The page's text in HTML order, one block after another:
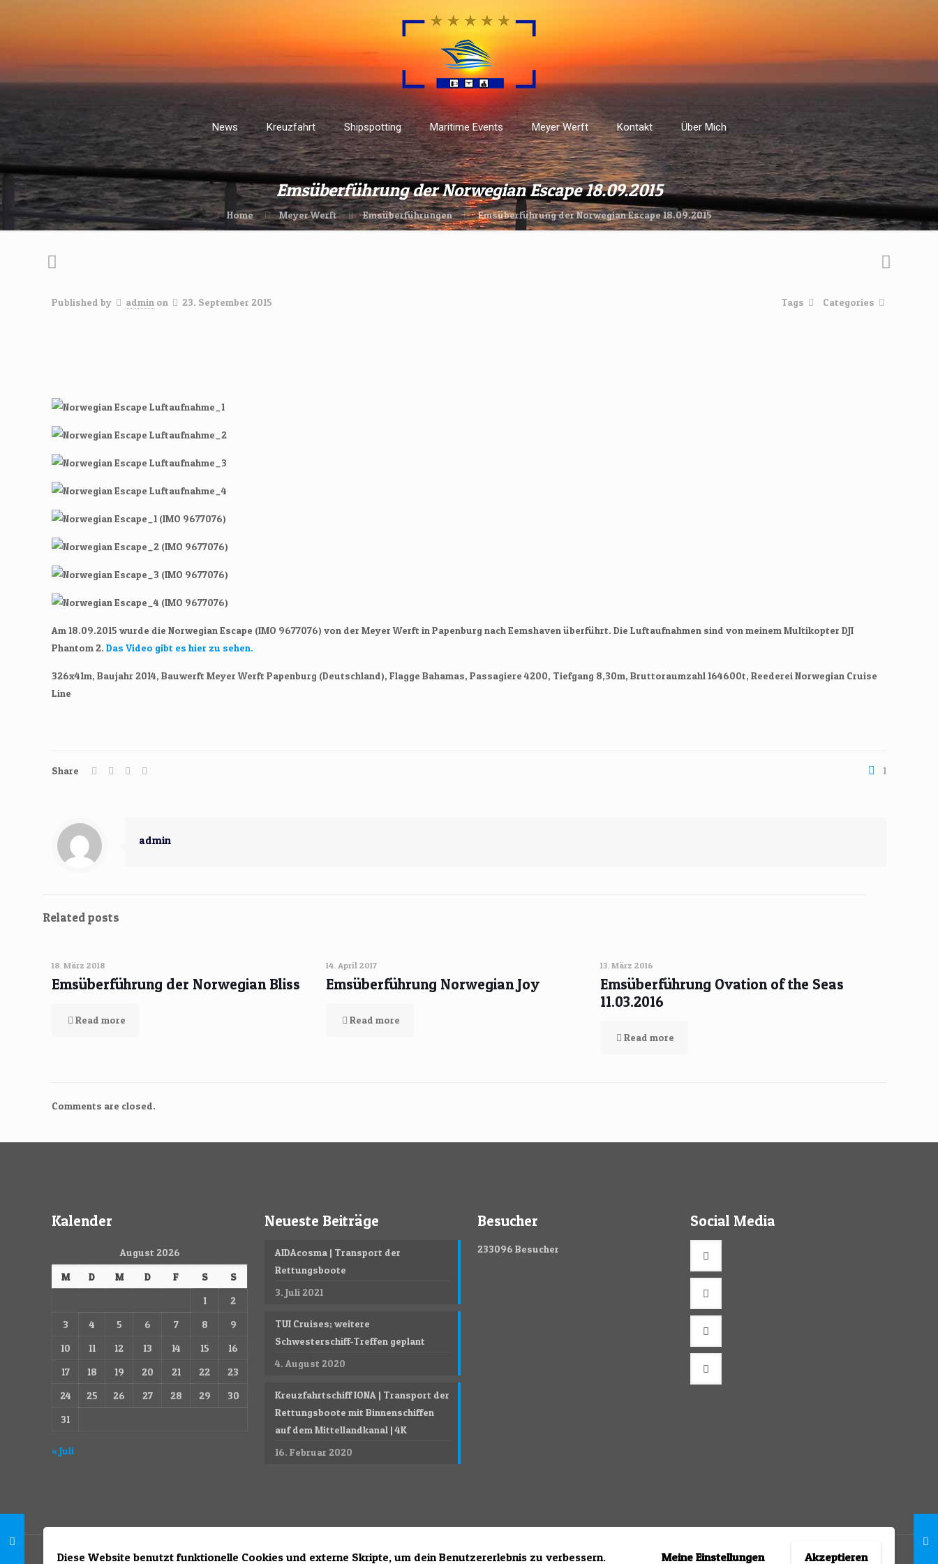
Diese Website benutzt funktionelle Cookies und externe Skripte, um dein Benutzererlebnis zu verbessern. Meine Einstellungen Akzeptieren
News Kreuzfahrt Shipspotting Maritime Events Meyer Werft Kontakt Über Mich
Emsüberführung der Norwegian Escape 18.09.2015
Home Meyer Werft Emsüberführungen Emsüberführung der Norwegian Escape 18.09.2015
Published by admin on 23. September 2015 Categories
Tags
Am 18.09.2015 wurde die Norwegian Escape (IMO 9677076) von der Meyer Werft in Papenburg nach Eemshaven überführt. Die Luftaufnahmen sind von meinem Multikopter DJI
Phantom 2.Das Video gibt es hier zu sehen.
326x41m, Baujahr 2014, Bauwerft Meyer Werft Papenburg (Deutschland), Flagge Bahamas, Passagiere 4200, Tiefgang 8,30m, Bruttoraumzahl 164600t, Reederei Norwegian Cruise
Line
Share 1
admin
Related posts
18. März 2018
Emsüberführung der Norwegian Bliss
Read more
14. April 2017
Emsüberführung Norwegian Joy
Read more
13. März 2016
Emsüberführung Ovation of the Seas
11.03.2016
Read more
Comments are closed.
Kalender
August 2026
M D M D F S
S
1
2
3
4 5 6 7 8
9
10
11 12 13 14 15
16
17
18 19 20 21 22
23
24
25 26 27 28 29
30
31
« Juli
Neueste Beiträge
AIDAcosma | Transport der
Rettungsboote
3. Juli 2021
TUI Cruises; weitere
Schwesterschiff-Treffen geplant
4. August 2020
Kreuzfahrtschiff IONA | Transport der
Rettungsboote mit Binnenschiffen
auf dem Mittellandkanal | 4K
16. Februar 2020
Besucher
233096 Besucher
Social Media